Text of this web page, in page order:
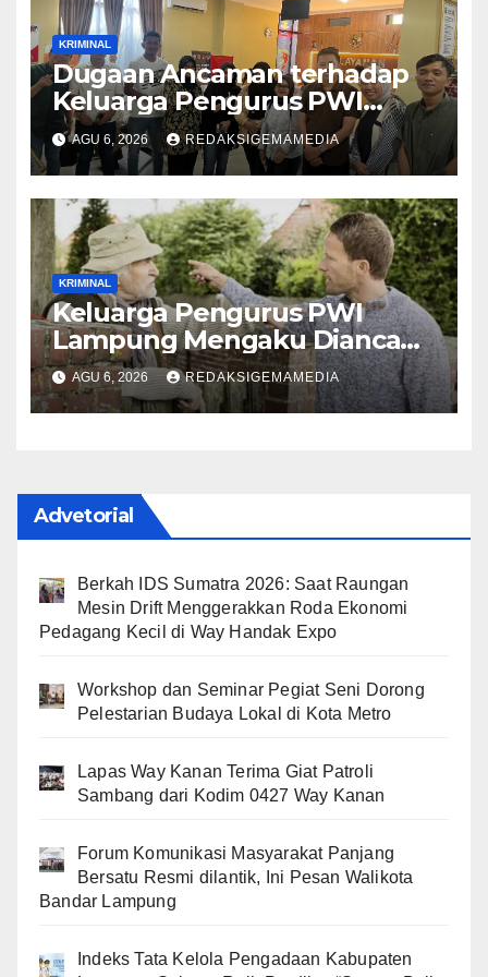
KRIMINAL
Dugaan Ancaman terhadap
Keluarga Pengurus PWI
Lampung Dikawal Legislator
dan Jurnalis
AGU 6, 2026 REDAKSIGEMAMEDIA
KRIMINAL
Keluarga Pengurus PWI
Lampung Mengaku Diancam
Tetangga, Terpaksa
Mengungsi Dini Hari
AGU 6, 2026 REDAKSIGEMAMEDIA
Advetorial
Berkah IDS Sumatra 2026: Saat Raungan
Mesin Drift Menggerakkan Roda Ekonomi
Pedagang Kecil di Way Handak Expo
Workshop dan Seminar Pegiat Seni Dorong
Pelestarian Budaya Lokal di Kota Metro
Lapas Way Kanan Terima Giat Patroli
Sambang dari Kodim 0427 Way Kanan
Forum Komunikasi Masyarakat Panjang
Bersatu Resmi dilantik, Ini Pesan Walikota
Bandar Lampung
Indeks Tata Kelola Pengadaan Kabupaten